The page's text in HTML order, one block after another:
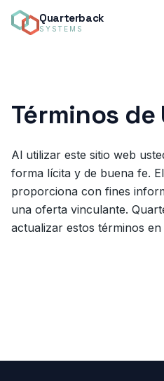
Quarterback
SYSTEMS
Términos de
Al utilizar este sitio web
forma lícita y de buena fe.
proporciona con fines
una oferta vinculante.
actualizar estos términos